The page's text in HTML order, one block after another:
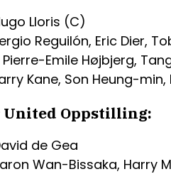
Lloris (C)
Reguilón, Eric Dier,
Emile Højbjerg,
Kane, Son Heung-min,
United Oppstilling:
de Gea
Wan-Bissaka, Harry